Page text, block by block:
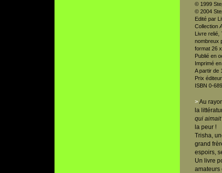
© 1999
© 2004
Edité par
Collection
Livre relié,
nombreux
format 26
Publié en
Imprimé
A partir de
Prix
ISBN 0-
>Au
la
qui aimait
la peur !
Trisha,
grand
espoirs,
Un livre
amateurs